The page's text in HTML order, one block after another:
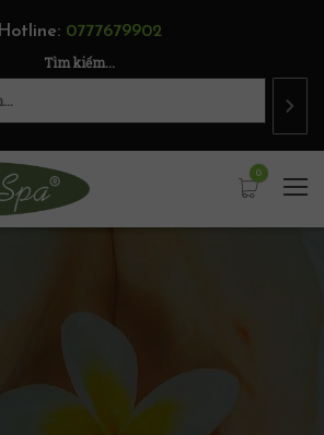
Hotline: 0777679902
Tìm kiếm...
0